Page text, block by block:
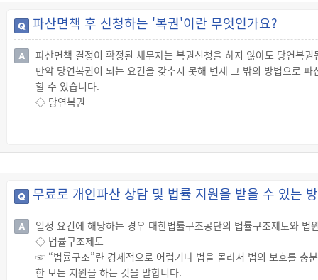
· 충청북도: 대전회생법원
· 전북특별자치도 또는 제주특별자치도: 광주회생법원
파산면책 후 신청하는 '복권'이란 무엇인가요?
파산면책 결정이 확정된 채무자는 복권신청을 하지 않아도 당연복권
만약 당연복권이 되는 요건을 갖추지 못해 변제 그 밖의 방법으로
할 수 있습니다.
◇ 당연복권
☞ 파산선고를 받은 채무자가 당연복권이 되는 요건을 갖추지 못해
속법원은 파산선고를 받은 채무자의 신청에 따라 복권결정을 해야
☞ 당연복권의 요건을 갖추지 못한 파산선고를 받은 채무자가 복권
무료로 개인파산 상담 및 법률 지원을 받을 수 있는
일정 요건에 해당하는 경우 대한법률구조공단의 법률구조제도와 법
◇ 법률구조제도
☞ “법률구조”란 경제적으로 어렵거나 법을 몰라서 법의 보호를 충
한 모든 지원을 하는 것을 말합니다.